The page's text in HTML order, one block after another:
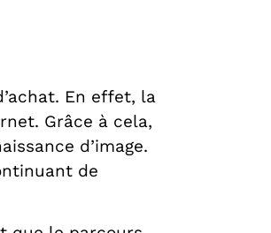
En effet, la
Grâce à cela,
d’image.
de